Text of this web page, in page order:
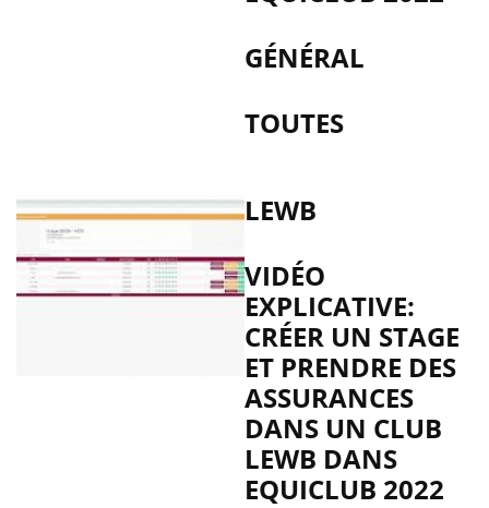
GÉNÉRAL
TOUTES
LEWB
VIDÉO
EXPLICATIVE:
CRÉER UN STAGE
ET PRENDRE DES
ASSURANCES
DANS UN CLUB
LEWB DANS
EQUICLUB 2022